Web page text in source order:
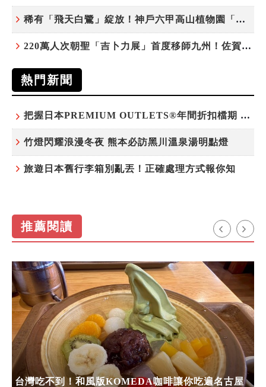
稀有「飛天白鷺」綻放！神戶六甲高山植物園「鷺草」珍貴現身
220萬人次朝聖「吉卜力展」首度移師九州！佐賀站早鳥平日套票8/10搶先開賣
熱門新聞
把握日本PREMIUM OUTLETS®年間折扣檔期 越買越划算
竹燈閃耀浪漫冬夜 熊本必訪黑川溫泉湯明點燈
旅遊日本舊行李箱別亂丟！正確處理方式報你知
推薦閱讀
台灣吃不到！和風版KOMEDA咖啡讓你吃遍名古屋